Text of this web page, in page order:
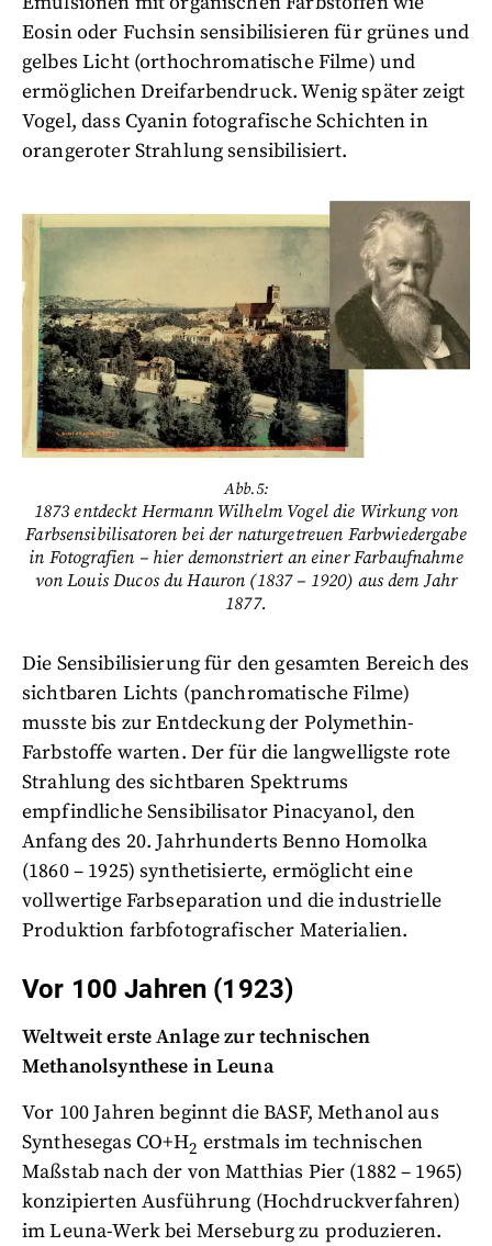
Eosin oder Fuchsin sensibilisieren für grünes und
gelbes Licht (orthochromatische Filme) und
ermöglichen Dreifarbendruck. Wenig später zeigt
Vogel, dass Cyanin fotografische Schichten in
orangeroter Strahlung sensibilisiert.
Abb.5:
1873 entdeckt Hermann Wilhelm Vogel die Wirkung von
Farbsensibilisatoren bei der naturgetreuen Farbwiedergabe
in Fotografien – hier demonstriert an einer Farbaufnahme
von Louis Ducos du Hauron (1837 – 1920) aus dem Jahr
1877.
Die Sensibilisierung für den gesamten Bereich des
sichtbaren Lichts (panchromatische Filme)
musste bis zur Entdeckung der Polymethin-
Farbstoffe warten. Der für die langwelligste rote
Strahlung des sichtbaren Spektrums
empfindliche Sensibilisator Pinacyanol, den
Anfang des 20. Jahrhunderts Benno Homolka
(1860 – 1925) synthetisierte, ermöglicht eine
vollwertige Farbseparation und die industrielle
Produktion farbfotografischer Materialien.
Vor 100 Jahren (1923)
Weltweit erste Anlage zur technischen
Methanolsynthese in Leuna
Vor 100 Jahren beginnt die BASF, Methanol aus
Synthesegas CO+H2 erstmals im technischen
Maßstab nach der von Matthias Pier (1882 – 1965)
konzipierten Ausführung (Hochdruckverfahren)
im Leuna-Werk bei Merseburg zu produzieren.